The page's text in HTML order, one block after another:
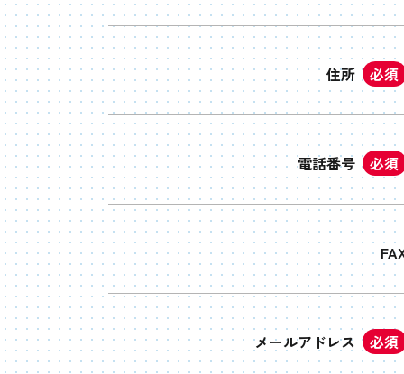
住所 必須
電話番号 必須
メールアドレス 必須